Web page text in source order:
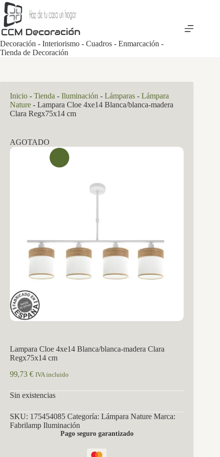
Saltar
al
contenido
Decoración - Interiorismo - Cuadros - Enmarcación -
Tienda de Decoración
Inicio - Tienda - Iluminación - Lámparas - Lámpara
Nature - Lampara Cloe 4xe14 Blanca/blanca-madera
Clara Regx75x14 cm
AGOTADO
Lampara Cloe 4xe14 Blanca/blanca-madera Clara
Regx75x14 cm
99,73 € IVA incluido
Sin existencias
SKU: 175454085 Categoría: Lámpara Nature Marca:
Fabrilamp Iluminación
Pago seguro garantizado